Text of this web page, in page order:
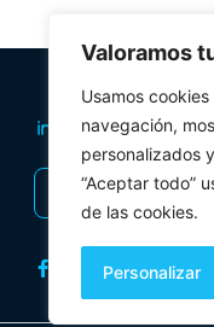
Valoramos
Usamos
navegación,
personalizados
“Aceptar todo”
de las cookies.
Personalizar
INSCRIBIRSE AL